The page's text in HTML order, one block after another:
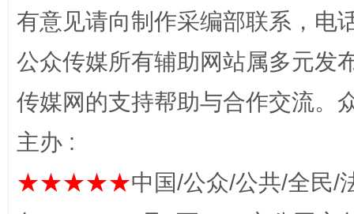
完善运行机制助力责任有效落实 一纸欠
有意见请向制作采编部联系，电
公众传媒所有辅助网站属多元发
传媒网的支持帮助与合作交流。
主办 :
★★★★★中国/公众/公共/全民/